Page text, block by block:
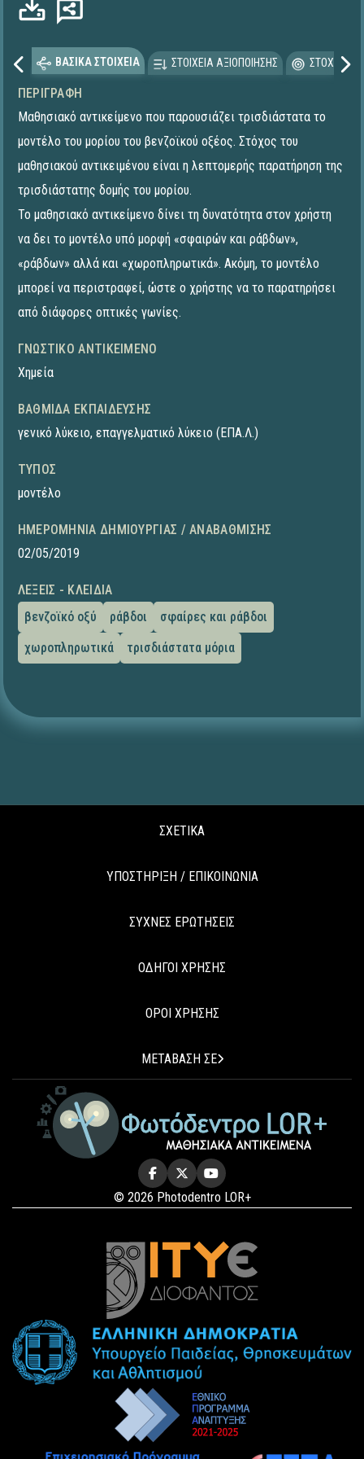
ΒΑΣΙΚΑ ΣΤΟΙΧΕΙΑ ΣΤΟΙΧΕΙΑ ΑΞΙΟΠΟΙΗΣΗΣ
ΠΕΡΙΓΡΑΦΉ
Μαθησιακό αντικείμενο που παρουσιάζει τρισδιάστατα το
μοντέλο του μορίου του βενζοϊκού οξέος. Στόχος του
μαθησιακού αντικειμένου είναι η λεπτομερής παρατήρηση της
τρισδιάστατης δομής του μορίου.
Το μαθησιακό αντικείμενο δίνει τη δυνατότητα στον χρήστη
να δει το μοντέλο υπό μορφή «σφαιρών και ράβδων»,
«ράβδων» αλλά και «χωροπληρωτικά». Ακόμη, το μοντέλο
μπορεί να περιστραφεί, ώστε ο χρήστης να το παρατηρήσει
από διάφορες οπτικές γωνίες.
ΓΝΩΣΤΙΚΌ ΑΝΤΙΚΕΊΜΕΝΟ
Χημεία
ΒΑΘΜΊΔΑ ΕΚΠΑΊΔΕΥΣΗΣ
γενικό λύκειο, επαγγελματικό λύκειο (ΕΠΑ.Λ.)
ΤΎΠΟΣ
μοντέλο
ΗΜΕΡΟΜΗΝΊΑ ΔΗΜΙΟΥΡΓΊΑΣ / ΑΝΑΒΆΘΜΙΣΗΣ
02/05/2019
ΛΈΞΕΙΣ - ΚΛΕΙΔΙΆ
βενζοϊκό οξύ
ράβδοι
σφαίρες και ράβδοι
χωροπληρωτικά
τρισδιάστατα μόρια
ΣΧΕΤΙΚΑ
ΥΠΟΣΤΗΡΙΞΗ / ΕΠΙΚΟΙΝΩΝΙΑ
ΣΥΧΝΕΣ ΕΡΩΤΗΣΕΙΣ
ΟΔΗΓΟΙ ΧΡΗΣΗΣ
ΟΡΟΙ ΧΡΗΣΗΣ
ΜΕΤΑΒΑΣΗ ΣΕ
© 2026 Photodentro LOR+